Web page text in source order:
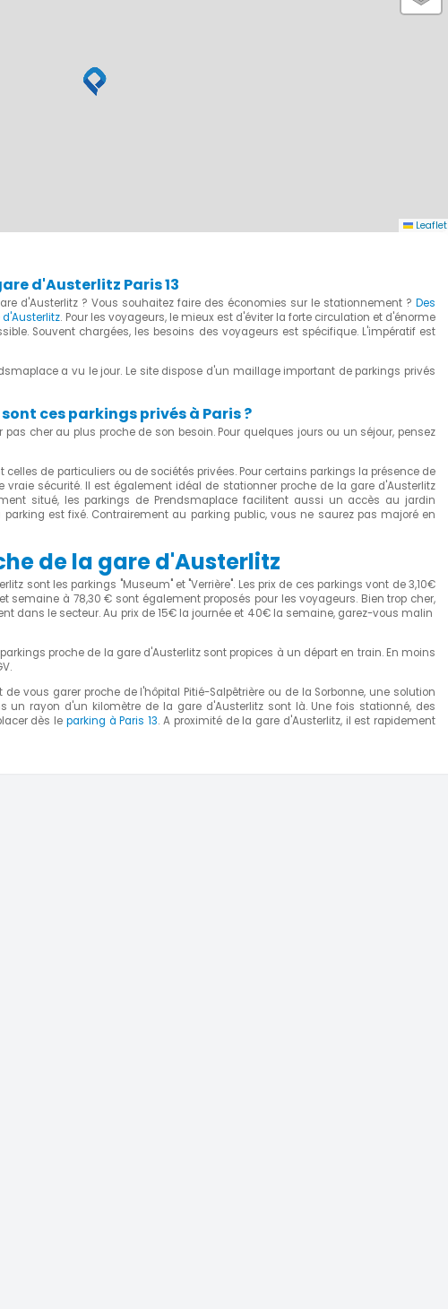
Leaflet
d'Austerlitz Paris 13
d'Austerlitz ? Vous souhaitez faire des économies sur le stationnement ?Des
. Pour les voyageurs, le mieux est d'éviter la forte circulation et d'énorme
Souvent chargées, les besoins des voyageurs est spécifique. L'impératif est
a vu le jour. Le site dispose d'un maillage important de parkings privés
ces parkings privés à Paris ?
cher au plus proche de son besoin. Pour quelques jours ou un séjour, pensez
de particuliers ou de sociétés privées. Pour certains parkings la présence de
sécurité. Il est également idéal de stationner proche de la gare d'Austerlitz
situé, les parkings de Prendsmaplace facilitent aussi un accès au jardin
est fixé. Contrairement au parking public, vous ne saurez pas majoré en
de la gare d'Austerlitz
sont les parkings "Museum" et "Verrière". Les prix de ces parkings vont de 3,10€
semaine à 78,30 € sont également proposés pour les voyageurs. Bien trop cher,
dans le secteur. Au prix de 15€ la journée et 40€ la semaine, garez-vous malin
proche de la gare d'Austerlitz sont propices à un départ en train. En moins
vous garer proche de l'hôpital Pitié-Salpêtrière ou de la Sorbonne, une solution
un rayon d'un kilomètre de la gare d'Austerlitz sont là. Une fois stationné, des
dès le parking à Paris 13. A proximité de la gare d'Austerlitz, il est rapidement